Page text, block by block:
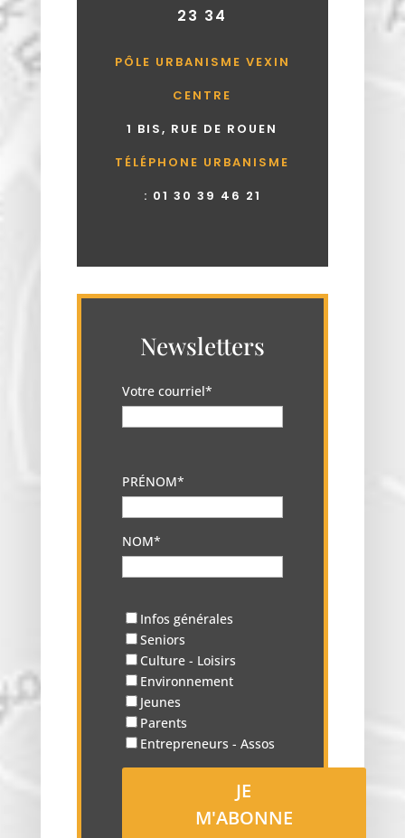
23 34
PÔLE URBANISME VEXIN
CENTRE
1 BIS, RUE DE ROUEN
TÉLÉPHONE URBANISME
: 01 30 39 46 21
Newsletters
Votre courriel*
PRÉNOM*
NOM*
Infos générales
Seniors
Culture - Loisirs
Environnement
Jeunes
Parents
Entrepreneurs - Assos